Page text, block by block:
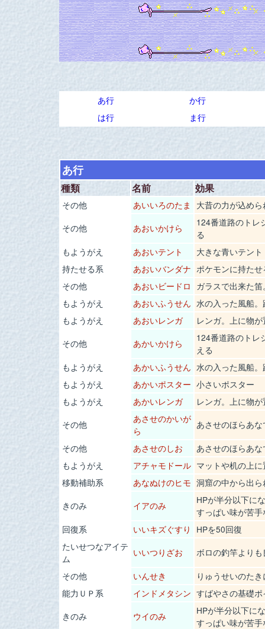
あ行
か行
は行
ま行
あ行
種類 名前 効果
その他 あいいろのたま
大昔の力が込め
その他
あおいかけら
124番道路のトレ
る
もようがえ
あおいテント
大きな青いテント
持たせる系
あおいバンダナ ポケモンに持た
その他
あおいビードロ ガラスで出来た
もようがえ
あおいふうせん 水の入った風船
もようがえ
あおいレンガ
レンガ。上に物
その他
あかいかけら
124番道路のトレ
える
もようがえ
あかいふうせん 水の入った風船
もようがえ
あかいポスター 小さいポスター
もようがえ
あかいレンガ
レンガ。上に物
その他
あさせのかいが
ら
あさせのほらあ
その他
あさせのしお
あさせのほらあ
もようがえ
アチャモドール マットや机の上
移動補助系
あなぬけのヒモ 洞窟の中から出ら
きのみ
イアのみ
HPが半分以下に
すっぱい味が苦
回復系
いいキズぐすり
HPを50回復
たいせつなアイテ
ム
いいつりざお
ボロの釣竿より
その他
いんせき
りゅうせいのた
能力ＵＰ系
インドメタシン すばやさの基礎
きのみ
ウイのみ
HPが半分以下に
すっぱい味が苦